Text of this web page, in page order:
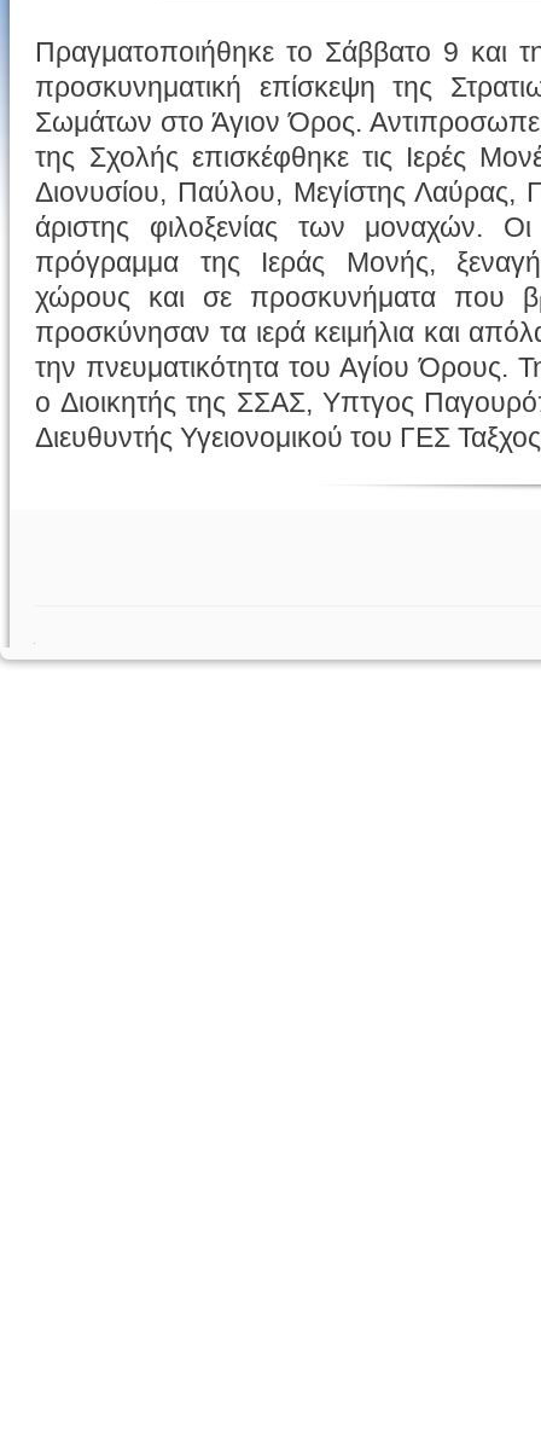
Πραγματοποιήθηκε το Σάββατο 9 και
προσκυνηματική επίσκεψη της
Σωμάτων στο Άγιον Όρος.
της Σχολής επισκέφθηκε τις Ιερές
Διονυσίου, Παύλου, Μεγίστης Λαύρας,
άριστης φιλοξενίας των μοναχών.
πρόγραμμα της Ιεράς Μονής,
χώρους και σε προσκυνήματα που
προσκύνησαν τα ιερά κειμήλια και
την πνευματικότητα του Αγίου Όρους.
ο Διοικητής της ΣΣΑΣ, Υπτγος
Διευθυντής Υγειονομικού του ΓΕΣ